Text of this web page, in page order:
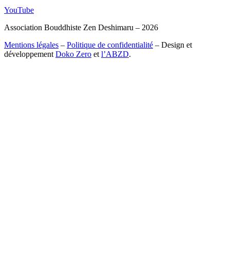
YouTube
Association Bouddhiste Zen Deshimaru – 2026
Mentions légales – Politique de confidentialité – Design et
développement Doko Zero et l’ABZD.